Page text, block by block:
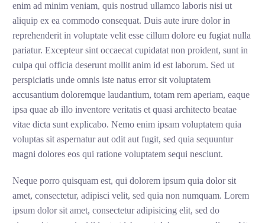
enim ad minim veniam, quis nostrud ullamco laboris nisi ut
aliquip ex ea commodo consequat. Duis aute irure dolor in
reprehenderit in voluptate velit esse cillum dolore eu fugiat nulla
pariatur. Excepteur sint occaecat cupidatat non proident, sunt in
culpa qui officia deserunt mollit anim id est laborum. Sed ut
perspiciatis unde omnis iste natus error sit voluptatem
accusantium doloremque laudantium, totam rem aperiam, eaque
ipsa quae ab illo inventore veritatis et quasi architecto beatae
vitae dicta sunt explicabo. Nemo enim ipsam voluptatem quia
voluptas sit aspernatur aut odit aut fugit, sed quia sequuntur
magni dolores eos qui ratione voluptatem sequi nesciunt.
Neque porro quisquam est, qui dolorem ipsum quia dolor sit
amet, consectetur, adipisci velit, sed quia non numquam. Lorem
ipsum dolor sit amet, consectetur adipisicing elit, sed do